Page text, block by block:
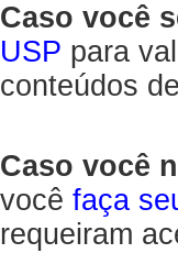
Caso você
USP para
conteúdos
Caso você
você faça
requeiram